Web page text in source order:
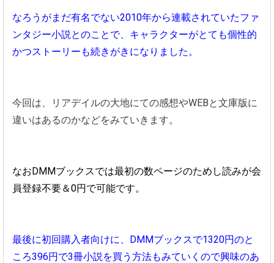
なろうがまだ有名でない2010年から連載されていたファ
ンタジー小説とのことで、キャラクターがとても個性的
かつストーリーも続きがきになりました。
今回は、リアデイルの大地にての感想やWEBと文庫版に
違いはあるのかなどをみていきます。
なおDMMブックスでは最初の数ページのためし読みが会
員登録不要＆0円で可能です。
最後に初回購入者向けに、DMMブックスで1320円のと
ころ396円で3冊小説を買う方法もみていくので興味のあ